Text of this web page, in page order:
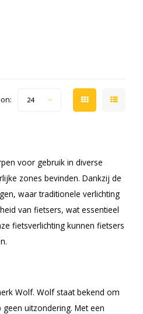
24
voor gebruik in diverse
zones bevinden. Dankzij de
waar traditionele verlichting
van fietsers, wat essentieel
fietsverlichting kunnen fietsers
Wolf. Wolf staat bekend om
uitzondering. Met een